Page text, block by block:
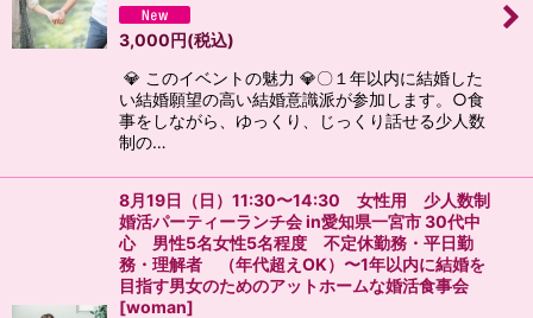
3,000円(税込)
💎 このイベントの魅力 💎〇１年以内に結婚した
い結婚願望の高い結婚意識派が参加します。○食
事をしながら、ゆっくり、じっくり話せる少人数
制の…
8月19日（日）11:30〜14:30 女性用 少人数制
婚活パーティーランチ会 in愛知県一宮市 30代中
心 男性5名女性5名程度 不定休勤務・平日勤
務・理解者 （年代超えOK）〜1年以内に結婚を
目指す男女のためのアットホームな婚活食事会
[woman]